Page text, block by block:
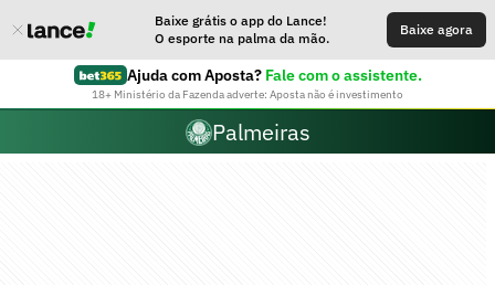
Baixe grátis o app do Lance!
O esporte na palma da mão.
Baixe agora
Ajuda com Aposta? Fale com o assistente.
18+ Ministério da Fazenda adverte: Aposta não é investimento
Palmeiras